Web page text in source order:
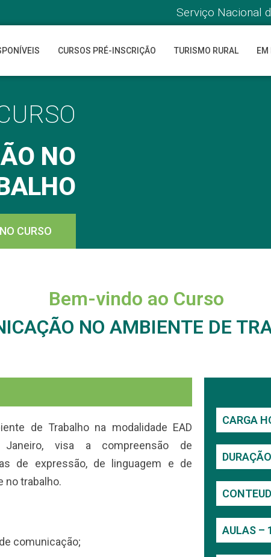
Serviço Nacional
CURSOS PRÉ-INSCRIÇÃO TURISMO RURAL EM
NO
CURSO
Bem-vindo ao Curso
NO AMBIENTE DE
de Trabalho na modalidade EAD
visa a compreensão de
de expressão, de linguagem e de
no trabalho.
comunicação;
CARGA
AULAS –